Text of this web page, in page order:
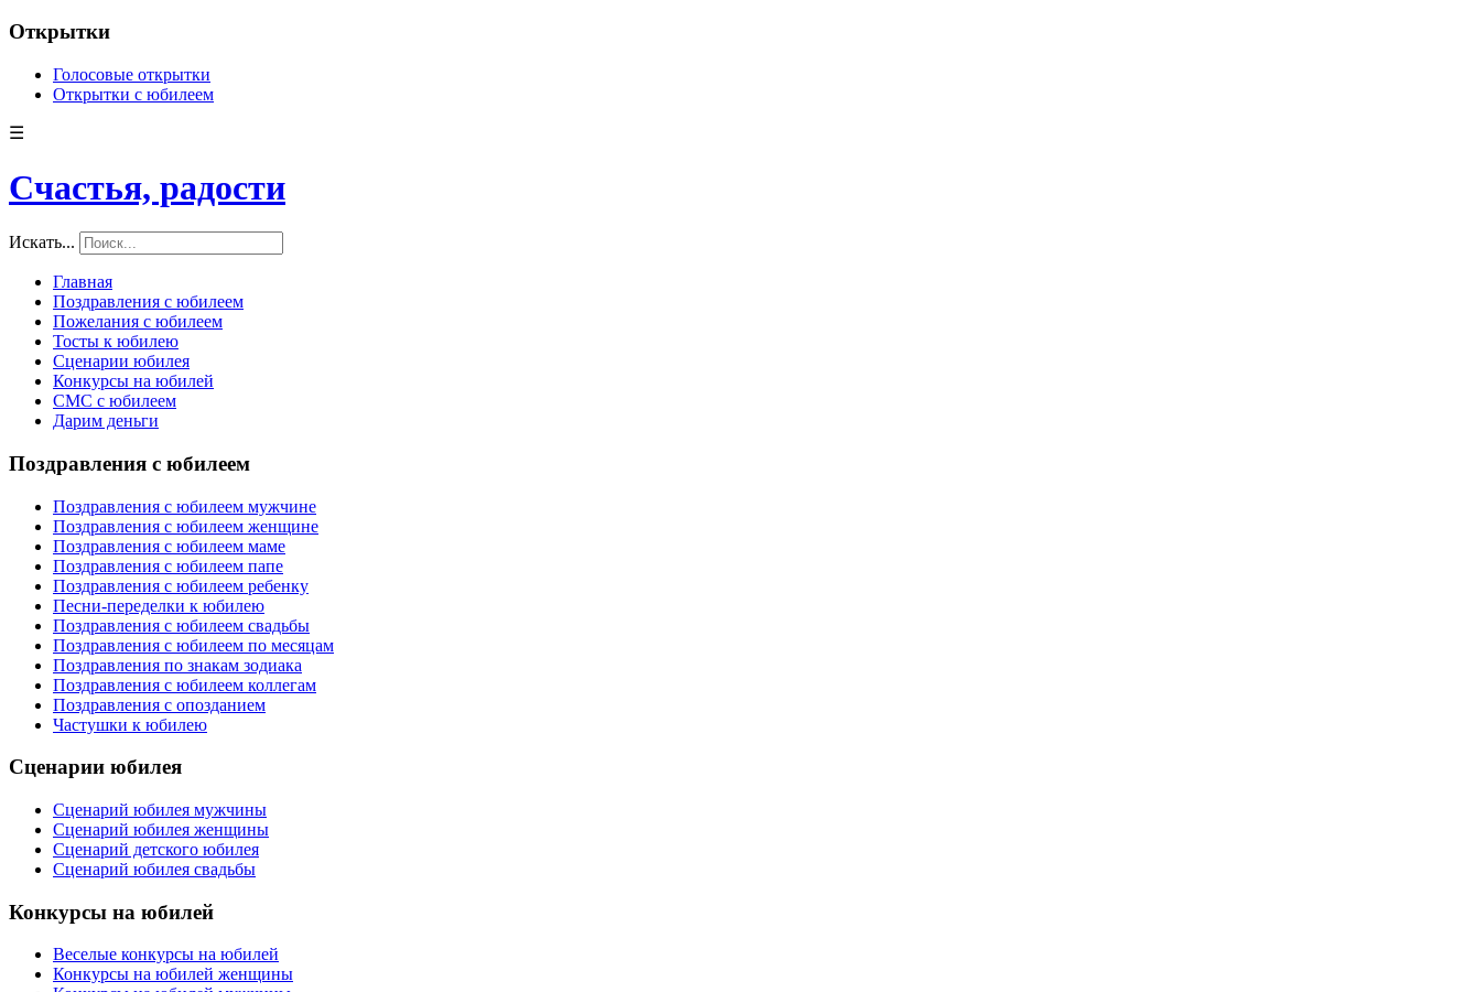
Открытки
Голосовые открытки
Открытки с юбилеем
☰
Счастья, радости
Искать...
Главная
Поздравления с юбилеем
Пожелания с юбилеем
Тосты к юбилею
Сценарии юбилея
Конкурсы на юбилей
СМС с юбилеем
Дарим деньги
Поздравления с юбилеем
Поздравления с юбилеем мужчине
Поздравления с юбилеем женщине
Поздравления с юбилеем маме
Поздравления с юбилеем папе
Поздравления с юбилеем ребенку
Песни-переделки к юбилею
Поздравления с юбилеем свадьбы
Поздравления с юбилеем по месяцам
Поздравления по знакам зодиака
Поздравления с юбилеем коллегам
Поздравления с опозданием
Частушки к юбилею
Сценарии юбилея
Сценарий юбилея мужчины
Сценарий юбилея женщины
Сценарий детского юбилея
Сценарий юбилея свадьбы
Конкурсы на юбилей
Веселые конкурсы на юбилей
Конкурсы на юбилей женщины